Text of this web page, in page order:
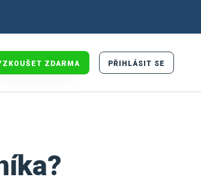
ZDARMA PŘIHLÁSIT SE